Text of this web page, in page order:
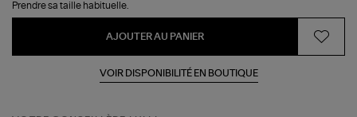
Prendre sa taille habituelle.
AJOUTER AU PANIER
VOIR DISPONIBILITÉ EN BOUTIQUE